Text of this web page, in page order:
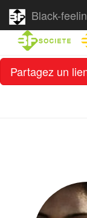
Partagez un
Black-